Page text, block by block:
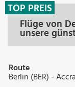
Flüge von
unsere
TOP PREIS
Route
Berlin (BER) -